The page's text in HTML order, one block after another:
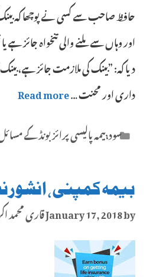
حافظ صاحب سے کسی نے پوچھا کہ
اور وہاں سے ملنے والی تنخواہ جائز
دیا کہ: ”بینک کی ملازمت جائز ہے،
داری اور محنت …Read more
Categories
سود،بیمہ پالیسی پرائز بونڈ کے
بیمہ کمپنی،
January 17, 2018by قاری محمد